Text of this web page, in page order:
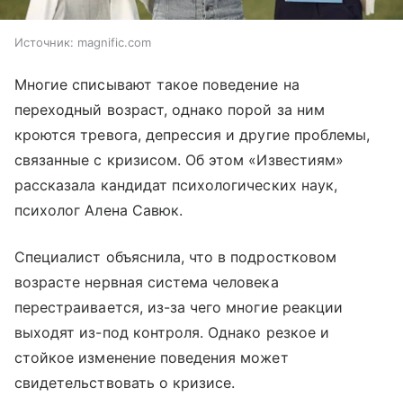
Источник: magnific.com
Многие списывают такое поведение на
переходный возраст, однако порой за ним
кроются тревога, депрессия и другие проблемы,
связанные с кризисом. Об этом «Известиям»
рассказала кандидат психологических наук,
психолог Алена Савюк.
Специалист объяснила, что в подростковом
возрасте нервная система человека
перестраивается, из-за чего многие реакции
выходят из-под контроля. Однако резкое и
стойкое изменение поведения может
свидетельствовать о кризисе.